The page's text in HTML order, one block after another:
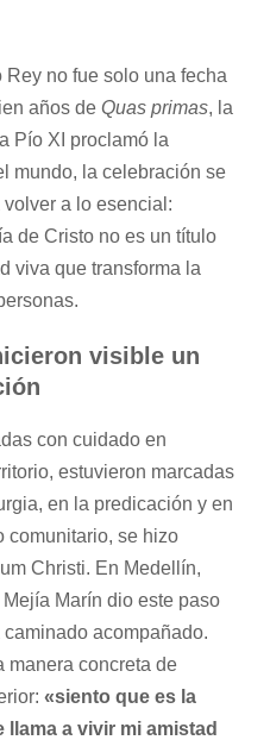
Rey no fue solo una fecha
años de Quas primas, la
Pío XI proclamó la
mundo, la celebración se
a lo esencial:
de Cristo no es un título
viva que transforma la
visible un
con cuidado en
estuvieron marcadas
en la predicación y en
comunitario, se hizo
Christi. En Medellín,
Marín dio este paso
acompañado.
manera concreta de
«siento que es la
llama a vivir mi amistad